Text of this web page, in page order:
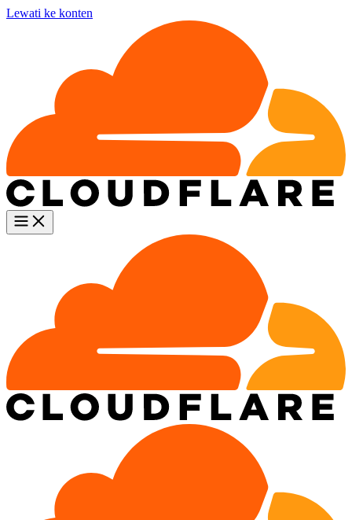
Lewati ke konten